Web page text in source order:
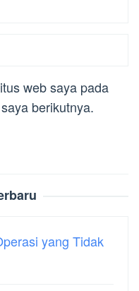
web saya pada
berikutnya.
yang Tidak